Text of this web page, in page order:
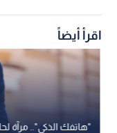
اقرأ أيضاً
"هاتفك الذكي".. مرآة